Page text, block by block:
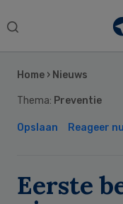
Search
Home › Nieuws
Thema: Preventie
Opslaan Reageer nu
Eerste
Sidebar